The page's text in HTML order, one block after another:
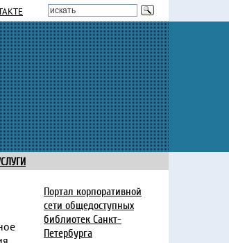
Портал корпоративной
сети общедоступных
библиотек Санкт-
Петербурга